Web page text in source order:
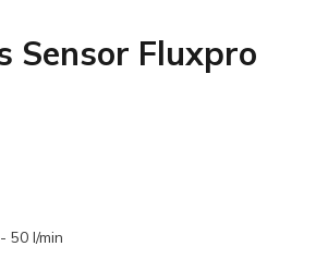
Sensor Fluxpro
50 l/min